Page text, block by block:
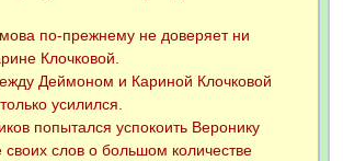
по-прежнему не доверяет ни
Клочковой.
Деймоном и Кариной Клочковой
усилился.
попытался успокоить Веронику
своих слов о большом количестве